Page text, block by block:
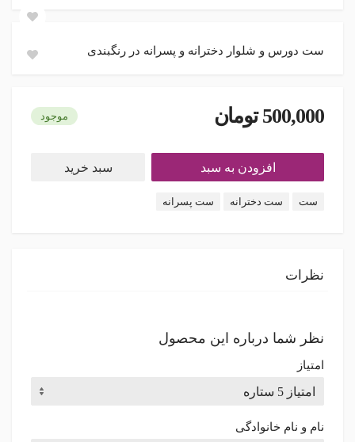
ست دورس و شلوار دخترانه و پسرانه در رنگبندی
500,000 تومان موجود
افزودن به سبد سبد خرید
ست ست دخترانه ست پسرانه
نظرات
نظر شما درباره این محصول
امتیاز
نام و نام خانوادگی